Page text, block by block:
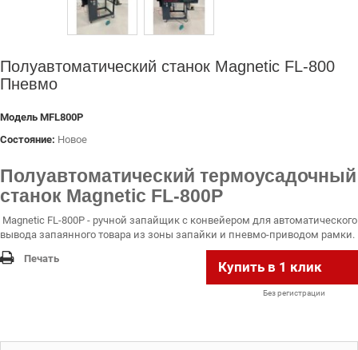
Полуавтоматический станок Magnetic FL-800
Пневмо
Модель MFL800P
Состояние: Новое
Полуавтоматический термоусадочный
станок Magnetic FL-800P
Magnetic FL-800P - ручной запайщик с конвейером для автоматического
вывода запаянного товара из зоны запайки и пневмо-приводом рамки.
Купить в 1 клик
Без регистрации
Печать